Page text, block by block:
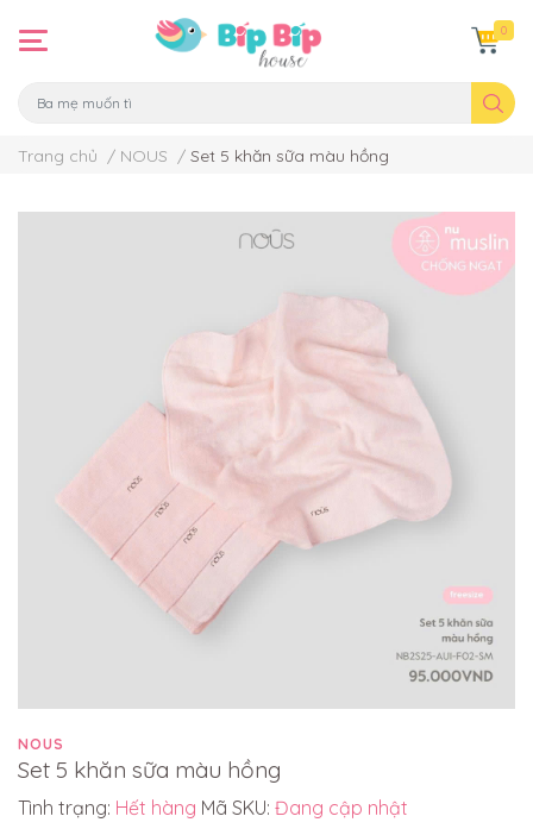
0
Trang chủ / NOUS / Set 5 khăn sữa màu hồng
NOUS
Set 5 khăn sữa màu hồng
Tình trạng: Hết hàng Mã SKU: Đang cập nhật